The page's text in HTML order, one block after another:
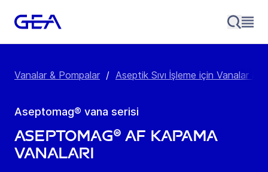
Vanalar & Pompalar / Aseptik Sıvı İşleme için Vanalar
Aseptomag® vana serisi
Aseptomag® AF Kapama
Vanaları